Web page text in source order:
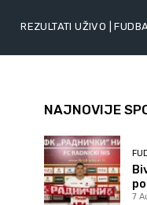
REZULTATI UŽIVO |
NAJNOVIJE
7